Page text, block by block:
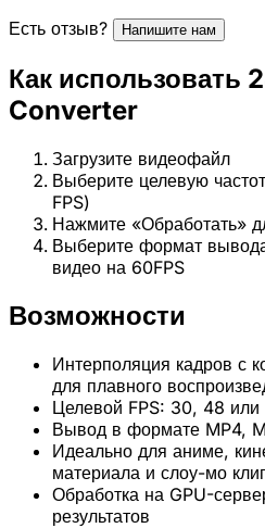
Есть отзыв? Напишите нам
Как использовать
Converter
Загрузите видеофайл
Выберите целевую
FPS)
Нажмите «Обработать»
Выберите формат
видео на 60FPS
Возможности
Интерполяция кадров с
для плавного
Целевой FPS: 30, 48
Вывод в формате MP4,
Идеально для аниме,
материала и слоу-мо
Обработка на GPU-
результатов